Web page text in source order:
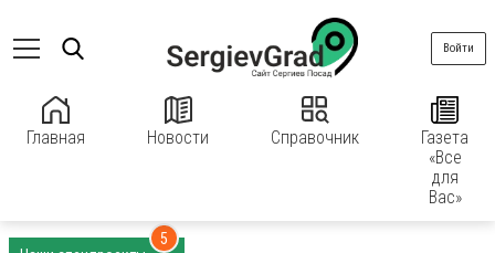
Главная Новости Справочник
Газета
«Все
для
Вас»
Войти
5